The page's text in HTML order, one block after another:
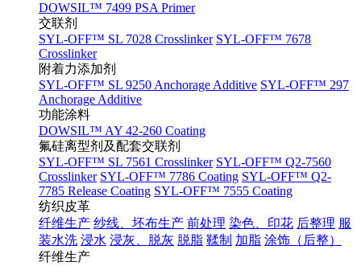
DOWSIL™ 7499 PSA Primer
交联剂
SYL-OFF™ SL 7028 Crosslinker SYL-OFF™ 7678
Crosslinker
附着力添加剂
SYL-OFF™ SL 9250 Anchorage Additive SYL-OFF™ 297
Anchorage Additive
功能涂料
DOWSIL™ AY 42-260 Coating
氟硅离型剂及配套交联剂
SYL-OFF™ SL 7561 Crosslinker SYL-OFF™ Q2-7560
Crosslinker SYL-OFF™ 7786 Coating SYL-OFF™ Q2-
7785 Release Coating SYL-OFF™ 7555 Coating
纺织皮革
纤维生产 纱线、坯布生产 前处理 染色、印花 后整理 服
装水洗 浸水 浸灰、脱灰 脱脂 鞣制 加脂 涂饰（后整）
纤维生产